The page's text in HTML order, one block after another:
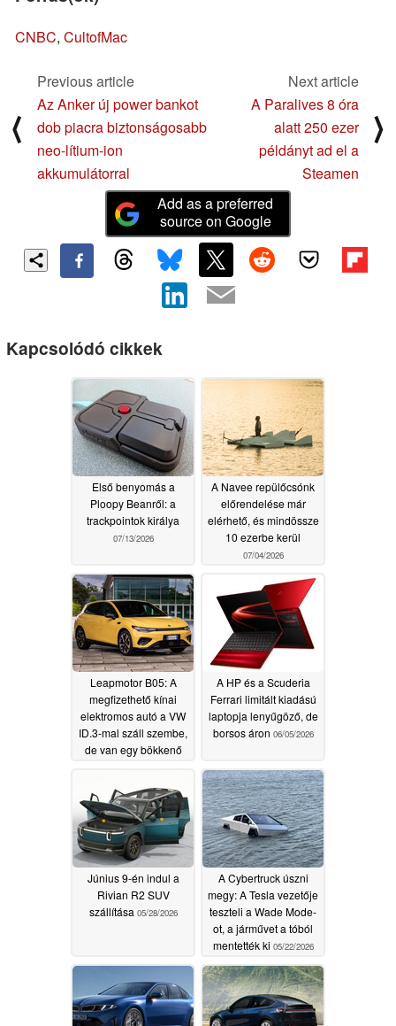
CNBC, CultofMac
⟨
Previous article
Az Anker új power bankot
dob piacra biztonságosabb
neo-lítium-ion
akkumulátorral
Next article
A Paralives 8 óra
alatt 250 ezer
példányt ad el a
Steamen
⟩
Add as a preferred
source on Google
Kapcsolódó cikkek
Első benyomás a
Ploopy Beanről: a
trackpointok királya
07/13/2026
A Navee repülőcsónk
előrendelése már
elérhető, és mindössze
10 ezerbe kerül
07/04/2026
Leapmotor B05: A
megfizethető kínai
elektromos autó a VW
ID.3-mal száll szembe,
de van egy bökkenő
A HP és a Scuderia
Ferrari limitált kiadású
laptopja lenyűgöző, de
borsos áron 06/05/2026
Június 9-én indul a
Rivian R2 SUV
szállítása 05/28/2026
A Cybertruck úszni
megy: A Tesla vezetője
teszteli a Wade Mode-
ot, a járművet a tóból
mentették ki 05/22/2026